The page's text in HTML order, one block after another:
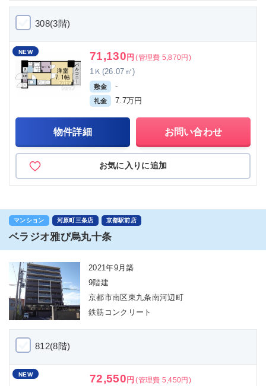
308(3階)
NEW 71,130円 (管理費 5,870円)
1Ｋ(26.07㎡)
敷金 -
礼金 7.7万円
物件詳細 お問い合わせ
お気に入りに追加
マンション 河原町三条店 京都駅前店
ベラジオ雅び烏丸十条
2021年9月築
9階建
京都市南区東九条南河辺町
鉄筋コンクリート
812(8階)
NEW 72,550 円 (管理費 5,450円)